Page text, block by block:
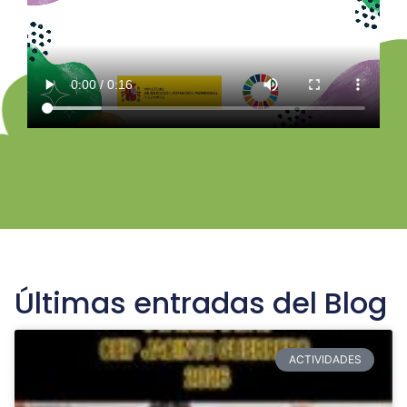
Últimas entradas del Blog
ACTIVIDADES